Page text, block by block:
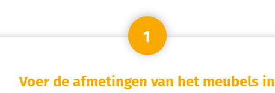
1
Voer de afmetingen van het meubels in